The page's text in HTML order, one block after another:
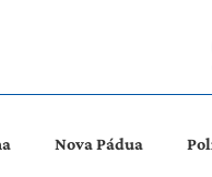
Nova Pádua